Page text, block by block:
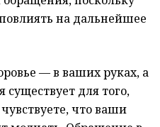
на дальнейшее
— в ваших руках, а
существует для того,
что ваши